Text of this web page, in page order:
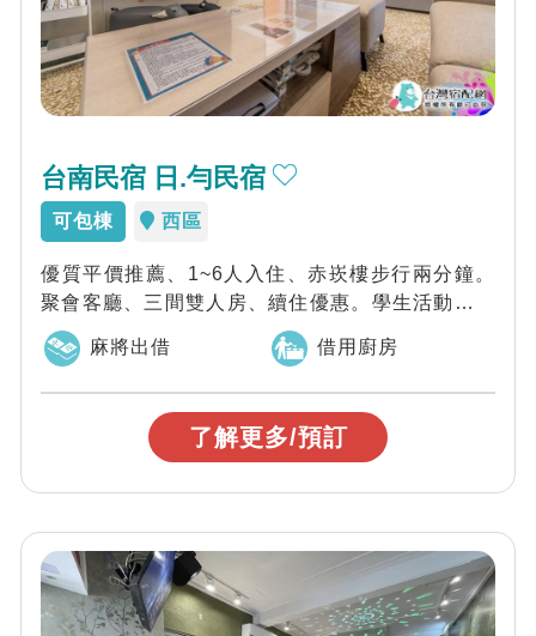
台南民宿 日.勻民宿
可包棟 西區
優質平價推薦、1~6人入住、赤崁樓步行兩分鐘。
聚會客廳、三間雙人房、續住優惠。學生活動、環
島騎行高CP值首選推薦。
麻將出借 借用廚房
了解更多/預訂